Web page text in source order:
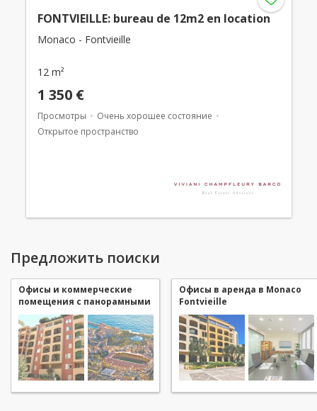
FONTVIEILLE: bureau de 12m2 en location
Monaco - Fontvieille
12 m²
1 350 €
Просмотры
Очень хорошее состояние
Открытое пространство
Предложить поиски
Офисы и коммерческие
помещения с панорамными
видами в аренда в Monaco
Fontvieille
Офисы в аренда в Monaco
Fontvieille